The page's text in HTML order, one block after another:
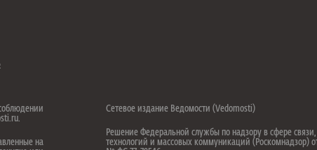
на
Сетевое издание Ведомости (Vedomosti)
Решение Федеральной службы по надзору в сфере
технологий и массовых коммуникаций (Роскомнадзор)